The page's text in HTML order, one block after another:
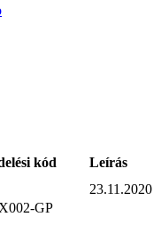
kód Leírás
GP
23.11.2020